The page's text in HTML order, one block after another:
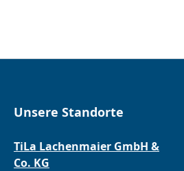
Unsere Standorte
TiLa Lachenmaier GmbH &
Co. KG